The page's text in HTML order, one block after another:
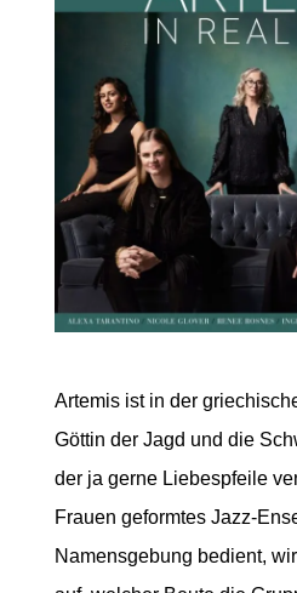
Artemis ist in der
Göttin der Jagd und die
der ja gerne Liebespfeile
Frauen geformtes Jazz-
Namensgebung bedient,